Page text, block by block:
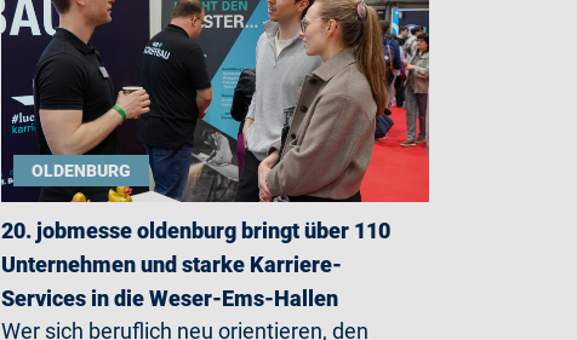
OLDENBURG
20. jobmesse oldenburg bringt über 110
Unternehmen und starke Karriere-
Services in die Weser-Ems-Hallen
Wer sich beruflich neu orientieren, den